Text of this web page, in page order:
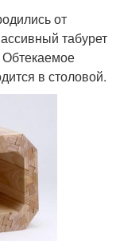
от
табурет
в столовой.